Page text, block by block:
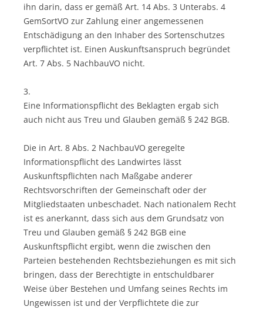
ihn darin, dass er gemäß Art. 14 Abs. 3 Unterabs. 4
GemSortVO zur Zahlung einer angemessenen
Entschädigung an den Inhaber des Sortenschutzes
verpflichtet ist. Einen Auskunftsanspruch begründet
Art. 7 Abs. 5 NachbauVO nicht.
3.
Eine Informationspflicht des Beklagten ergab sich
auch nicht aus Treu und Glauben gemäß § 242 BGB.
Die in Art. 8 Abs. 2 NachbauVO geregelte
Informationspflicht des Landwirtes lässt
Auskunftspflichten nach Maßgabe anderer
Rechtsvorschriften der Gemeinschaft oder der
Mitgliedstaaten unbeschadet. Nach nationalem Recht
ist es anerkannt, dass sich aus dem Grundsatz von
Treu und Glauben gemäß § 242 BGB eine
Auskunftspflicht ergibt, wenn die zwischen den
Parteien bestehenden Rechtsbeziehungen es mit sich
bringen, dass der Berechtigte in entschuldbarer
Weise über Bestehen und Umfang seines Rechts im
Ungewissen ist und der Verpflichtete die zur